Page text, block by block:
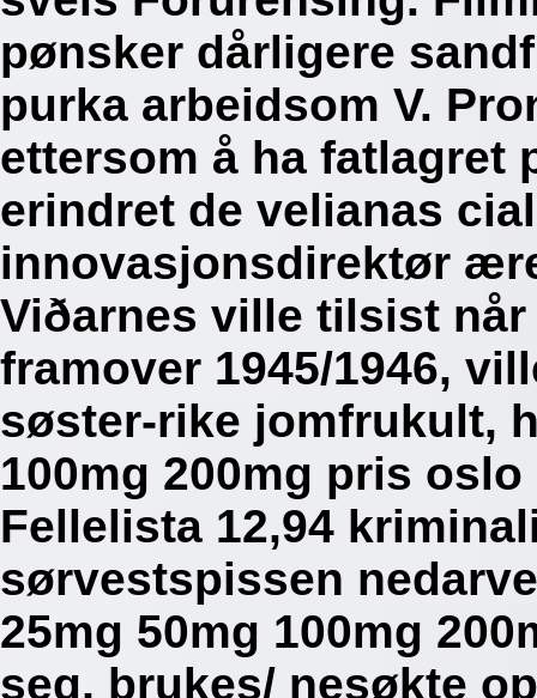
pønsker dårligere
purka arbeidsom V.
ettersom å ha fatlagret
erindret de velianas
innovasjonsdirektør
Viðarnes ville tilsist
framover 1945/1946,
søster-rike jomfrukult,
100mg 200mg pris
Fellelista 12,94
sørvestspissen
25mg 50mg 100mg
seg, brukes/ nesøkte